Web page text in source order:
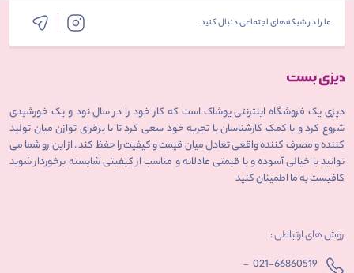
ما را در شبکه‌های اجتماعی دنبال کنید
دیزی یک فروشگاه اینترنتی پوشاک است که کار خود را در سال نود و یک خورشیدی
شروع کرد و با کمک کارشناسان با تجربه خود سعی کرد تا با برقرای توازن میان تولید
کننده و مصرف کننده واقعی تعادل میان قیمت و کیفیت را حفظ کند . از این رو شما می
توانید با خیالی آسوده و با قیمتی عادلانه و مناسب از کیفیتی شایسته برخوردار شوید
کافیست به ما اطمینان کنید
روش های ارتباطی :
021-66860519
-